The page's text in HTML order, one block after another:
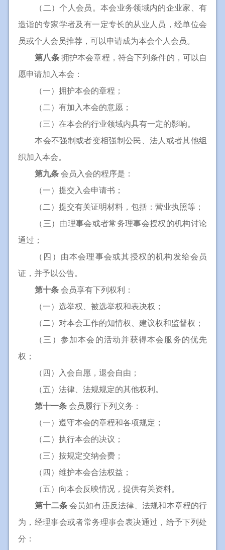
（二）个人会员。本会业务领域内的企业家、有
造诣的专家学者及有一定专长的从业人员，经单位会
员或个人会员推荐，可以申请成为本会个人会员。
第八条拥护本会章程，符合下列条件的，可以自
愿申请加入本会：
（一）拥护本会的章程；
（二）有加入本会的意愿；
（三）在本会的行业领域内具有一定的影响。
本会不强制或者变相强制公民、法人或者其他组
织加入本会。
第九条会员入会的程序是：
（一）提交入会申请书；
（二）提交有关证明材料，包括：营业执照等；
（三）由理事会或者常务理事会授权的机构讨论
通过；
（四）由本会理事会或其授权的机构发给会员
证，并予以公告。
第十条 会员享有下列权利：
（一）选举权、被选举权和表决权；
（二）对本会工作的知情权、建议权和监督权；
（三）参加本会的活动并获得本会服务的优先
权；
（四）入会自愿，退会自由；
（五）法律、法规规定的其他权利。
第十一条会员履行下列义务：
（一）遵守本会的章程和各项规定；
（二）执行本会的决议；
（三）按规定交纳会费；
（四）维护本会合法权益；
（五）向本会反映情况，提供有关资料。
第十二条会员如有违反法律、法规和本章程的行
为，经理事会或者常务理事会表决通过，给予下列处
分：